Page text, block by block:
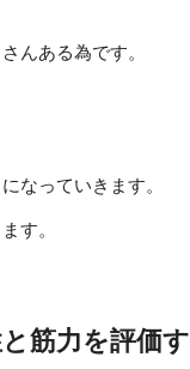
んある為です。
なっていきます。
す。
筋力を評価